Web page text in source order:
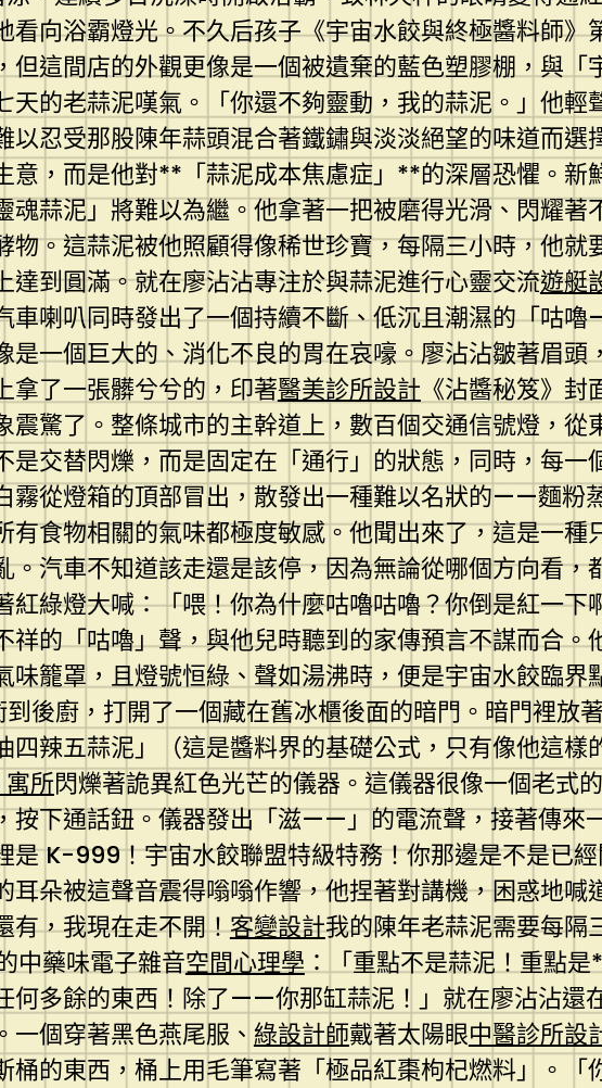
向浴霸燈光。不久后孩子《宇宙水餃與終極醬料師》
這間店的外觀更像是一個被遺棄的藍色塑膠棚，與「
的老蒜泥嘆氣。「你還不夠靈動，我的蒜泥。」他輕
忍受那股陳年蒜頭混合著鐵鏽與淡淡絕望的味道而選
意，而是他對**「蒜泥成本焦慮症」**的深層恐懼。新
蒜泥」將難以為繼。他拿著一把被磨得光滑、閃耀著
。這蒜泥被他照顧得像稀世珍寶，每隔三小時，他就
到圓滿。就在廖沾沾專注於與蒜泥進行心靈交流遊艇
車喇叭同時發出了一個持續不斷、低沉且潮濕的「
是一個巨大的、消化不良的胃在哀嚎。廖沾沾皺著眉頭
拿了一張髒兮兮的，印著醫美診所設計 《沾醬秘笈》
驚了。整條城市的主幹道上，數百個交通信號燈，從
是交替閃爍，而是固定在「通行」的狀態，同時，每一
霧從燈箱的頂部冒出，散發出一種難以名狀的——麵粉
食物相關的氣味都極度敏感。他聞出來了，這是一種
汽車不知道該走還是該停，因為無論從哪個方向看，
綠燈大喊：「喂！你為什麼咕嚕咕嚕？你倒是紅一下
的「咕嚕」聲，與他兒時聽到的家傳預言不謀而合。
籠罩，且燈號恒綠、聲如湯沸時，便是宇宙水餃臨界
後廚，打開了一個藏在舊冰櫃後面的暗門。暗門裡放
辣五蒜泥」（這是醬料界的基礎公式，只有像他這樣
寓所閃爍著詭異紅色光芒的儀器。這儀器很像一個老式
按下通話鈕。儀器發出「滋——」的電流聲，接著傳來
是 K-999！宇宙水餃聯盟特級特務！你那邊是不是已
朵被這聲音震得嗡嗡作響，他捏著對講機，困惑地喊
有，我現在走不開！客變設計我的陳年老蒜泥需要每隔
中藥味電子雜音空間心理學：「重點不是蒜泥！重點
何多餘的東西！除了——你那缸蒜泥！」就在廖沾沾還
個穿著黑色燕尾服、 綠設計師戴著太陽眼中醫診所設
桶的東西，桶上用毛筆寫著「極品紅棗枸杞燃料」。